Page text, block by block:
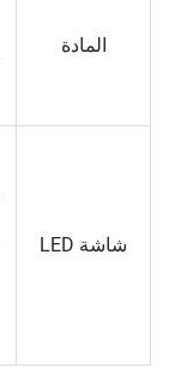
المادة
شاشة LED